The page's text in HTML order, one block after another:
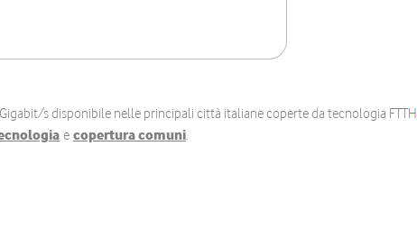
s disponibile nelle principali città italiane coperte da tecnologia FTTH
e copertura comuni.